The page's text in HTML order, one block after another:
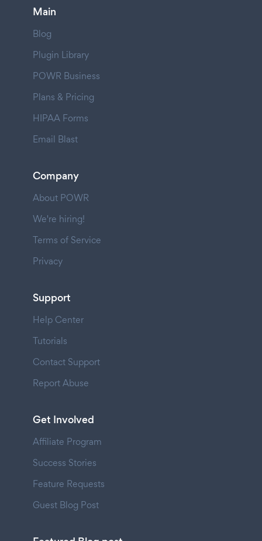
Main
Blog
Plugin Library
POWR Business
Plans & Pricing
HIPAA Forms
Email Blast
Company
About POWR
We're hiring!
Terms of Service
Privacy
Support
Help Center
Tutorials
Contact Support
Report Abuse
Get Involved
Affiliate Program
Success Stories
Feature Requests
Guest Blog Post